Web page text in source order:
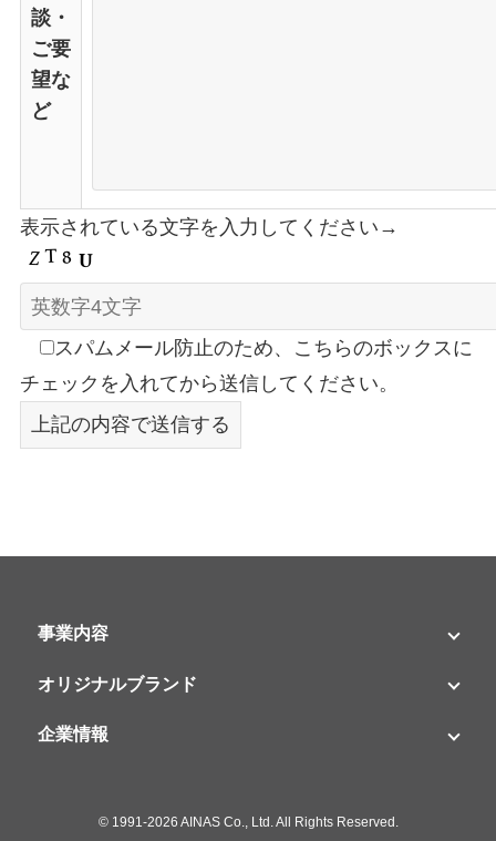
談・
ご要
望な
ど
表示されている文字を入力してください→
スパムメール防止のため、こちらのボックスに
チェックを入れてから送信してください。
事業内容
オリジナルブランド
企業情報
©1991-2026 AINAS Co., Ltd. All Rights Reserved.